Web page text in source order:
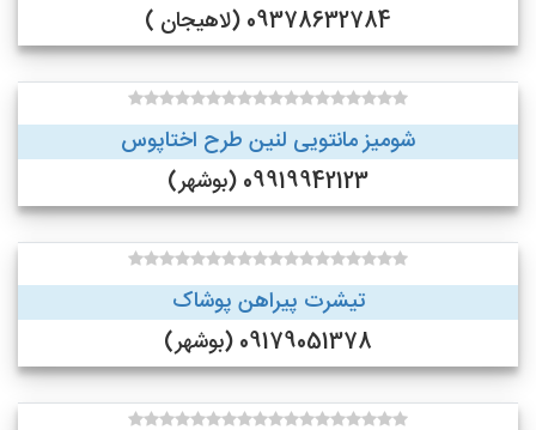
09378632784 (لاهیجان )
شومیز مانتویی لنین طرح اختاپوس
09919942123 (بوشهر)
تیشرت پیراهن پوشاک
09179051378 (بوشهر)